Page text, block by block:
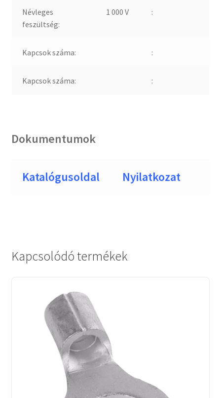
Névleges
feszültség:
1 000 V :
Kapcsok száma: :
Kapcsok száma: :
Dokumentumok
Katalógusoldal Nyilatkozat
Kapcsolódó termékek